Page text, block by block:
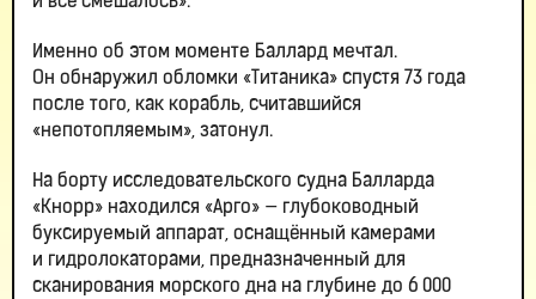
Именно об этом моменте Баллард мечтал.
Он обнаружил обломки «Титаника» спустя 73 года
после того, как корабль, считавшийся
«непотопляемым», затонул.
На борту исследовательского судна Балларда
«Кнорр» находился «Арго» — глубоководный
буксируемый аппарат, оснащённый камерами
и гидролокаторами, предназначенный для
сканирования морского дна на глубине до 6 000